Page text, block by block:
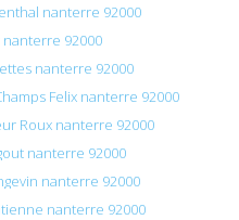
nanterre 92000
92000
nanterre 92000
Felix nanterre 92000
Roux nanterre 92000
nanterre 92000
nanterre 92000
nanterre 92000